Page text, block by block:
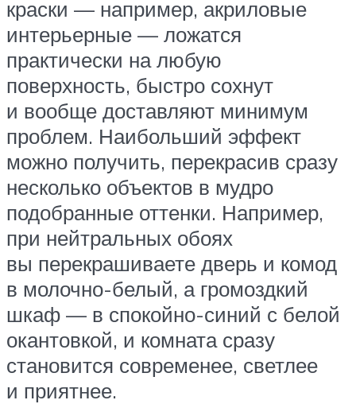
краски — например, акриловые
интерьерные — ложатся
практически на любую
поверхность, быстро сохнут
и вообще доставляют минимум
проблем. Наибольший эффект
можно получить, перекрасив сразу
несколько объектов в мудро
подобранные оттенки. Например,
при нейтральных обоях
вы перекрашиваете дверь и комод
в молочно-белый, а громоздкий
шкаф — в спокойно-синий с белой
окантовкой, и комната сразу
становится современее, светлее
и приятнее.